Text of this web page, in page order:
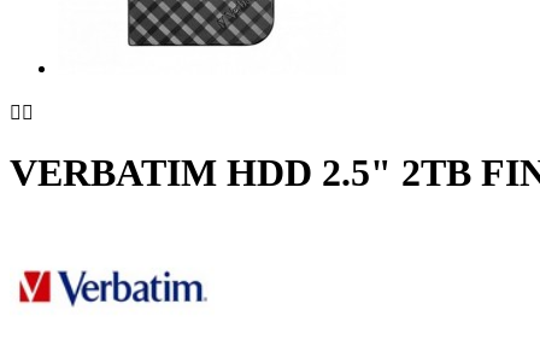
 
VERBATIM HDD 2.5" 2TB